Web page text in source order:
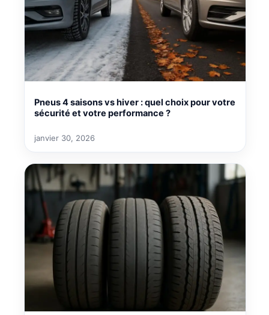
Pneus 4 saisons vs hiver : quel choix pour votre
sécurité et votre performance ?
janvier 30, 2026